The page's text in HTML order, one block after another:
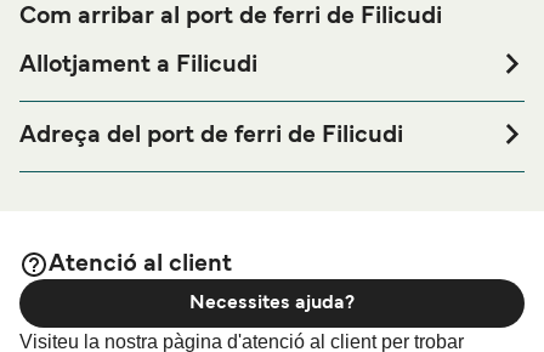
Com arribar al port de ferri de Filicudi
Allotjament a Filicudi
prop del port de ferri de Filicudi o busques allotjament
durant tota la teva estada, visita la nostra pàgina de
Adreça del port de ferri de Filicudi
Atenció al client
Visiteu la nostra pàgina d'atenció al client per trobar
Necessites ajuda?